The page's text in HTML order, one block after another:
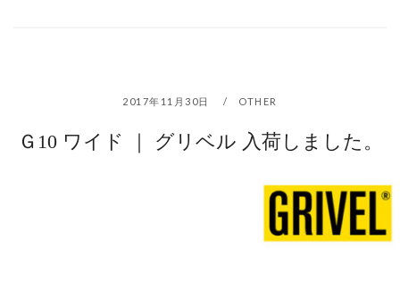
2017年11月30日 OTHER
Ｇ10 ワイド ｜ グリベル 入荷しました。